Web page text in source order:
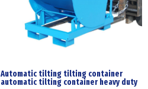
Automatic tilting tilting container
automatic tilting container heavy duty